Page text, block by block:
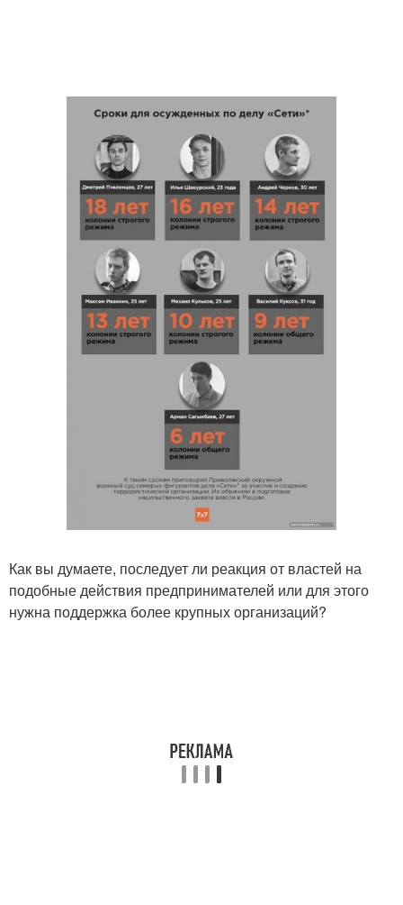
Как вы думаете, последует ли реакция от властей на
подобные действия предпринимателей или для этого
нужна поддержка более крупных организаций?